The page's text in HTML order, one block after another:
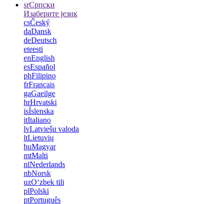
srСрпски
Изаберите језик
csČeský
daDansk
deDeutsch
eteesti
enEnglish
esEspañol
phFilipino
frFrançais
gaGaeilge
hrHrvatski
isÍslenska
itItaliano
lvLatviešu valoda
ltLietuvių
huMagyar
mtMalti
nlNederlands
nbNorsk
uzOʻzbek tili
plPolski
ptPortuguês